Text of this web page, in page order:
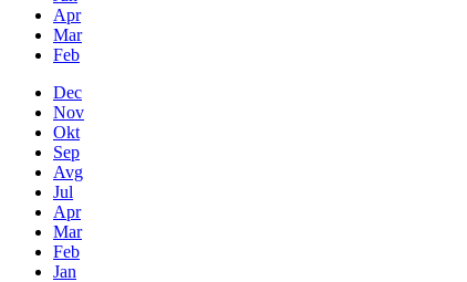
Apr
Mar
Feb
Dec
Nov
Okt
Sep
Avg
Jul
Apr
Mar
Feb
Jan